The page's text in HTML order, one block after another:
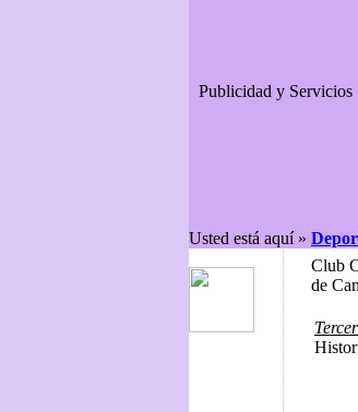
Publicidad y Servicios
Usted está aquí »
Club
de